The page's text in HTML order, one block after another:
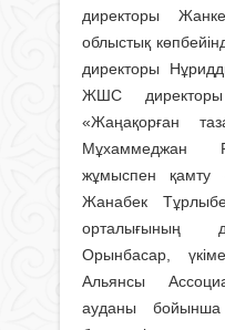
директоры
облыстық
директоры
ЖШС
«Жаңақорған
Мұхаммеджан
жұмыспен қамту
Жанабек
орталығының
Орынбасар,
Альянсы
ауданы бойынша